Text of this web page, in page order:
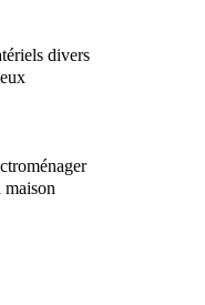
divers
maison